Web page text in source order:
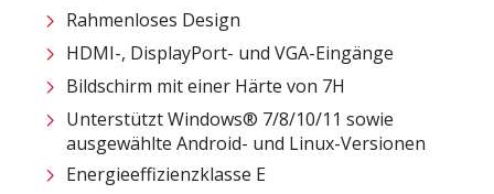
Rahmenloses Design
HDMI-, DisplayPort- und VGA-Eingänge
Bildschirm mit einer Härte von 7H
Unterstützt Windows® 7/8/10/11 sowie
ausgewählte Android- und Linux-Versionen
Energieeffizienzklasse E